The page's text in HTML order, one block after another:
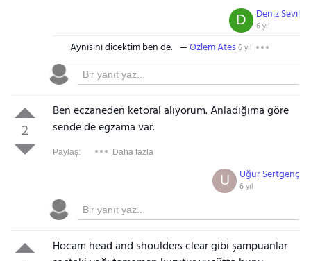
Deniz Sevil
6 yıl
D
Aynısını dicektim ben de. Ozlem Ates6 yıl
2
Ben eczaneden ketoral alıyorum. Anladığıma göre
sende de egzama var.
Paylaş: Daha fazla
Uğur Sertgenç
6 yıl
U
Hocam head and shoulders clear gibi şampuanlar